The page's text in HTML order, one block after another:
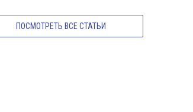
ПОСМОТРЕТЬ ВСЕ СТАТЬИ